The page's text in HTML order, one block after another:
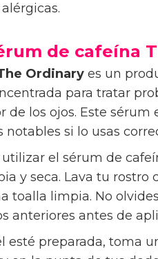
de cafeína
Ordinary es un
para tratar
de los ojos. Este
si lo usas
el sérum de
y seca. Lava tu
toalla limpia. No
anteriores antes de
esté preparada, toma